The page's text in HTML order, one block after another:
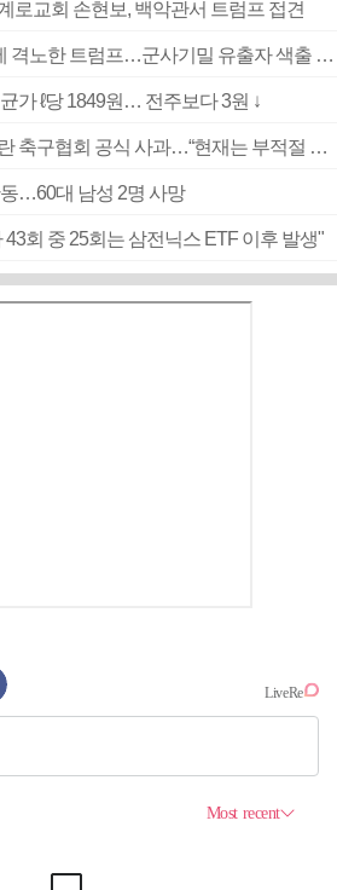
로교회 손현보, 백악관서 트럼프 접견
‘탄약 부족 사태’ 보도에 격노한 트럼프…군사기밀 유출자 색출 지시
가 ℓ당 1849원… 전주보다 3원 ↓
[속보] ‘심판 성접대’ 논란 축구협회 공식 사과…“현재는 부적절 행위 없어”
…60대 남성 2명 사망
회 중 25회는 삼전닉스 ETF 이후 발생"